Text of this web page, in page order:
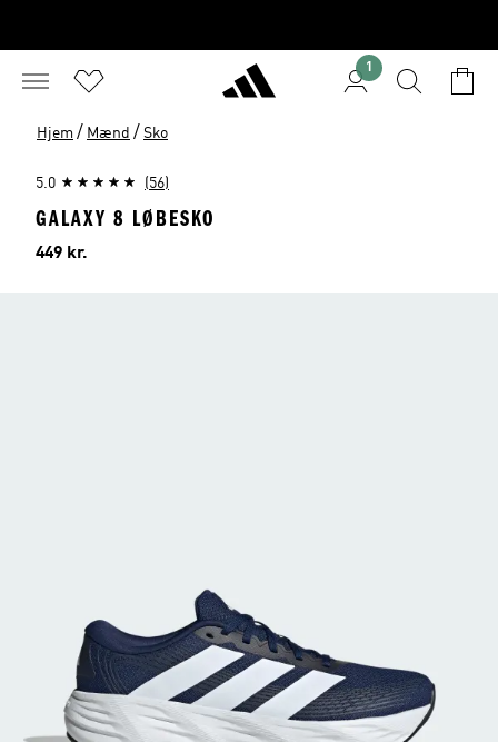
1
Hjem / Mænd / Sko
5.0 (56)
GALAXY 8 LØBESKO
Pris
449 kr.